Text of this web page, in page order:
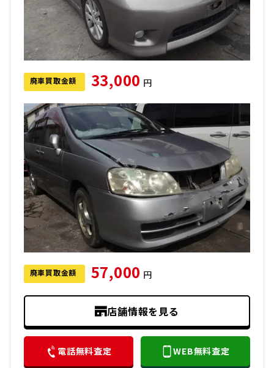
廃車買取金額 33,000 円
廃車買取金額 57,000 円
店舗情報を見る
電話無料査定 WEB無料査定